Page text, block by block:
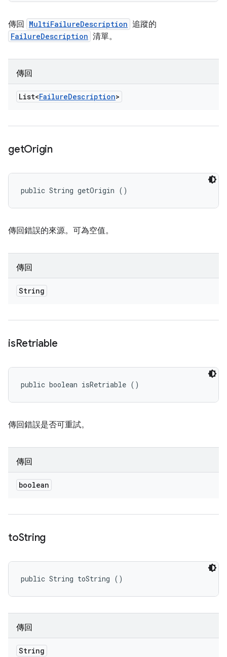
傳回 MultiFailureDescription 追蹤的
FailureDescription 清單。
傳回
List<FailureDescription>
getOrigin
public String getOrigin ()
傳回錯誤的來源。可為空值。
傳回
String
isRetriable
public boolean isRetriable ()
傳回錯誤是否可重試。
傳回
boolean
toString
public String toString ()
傳回
String